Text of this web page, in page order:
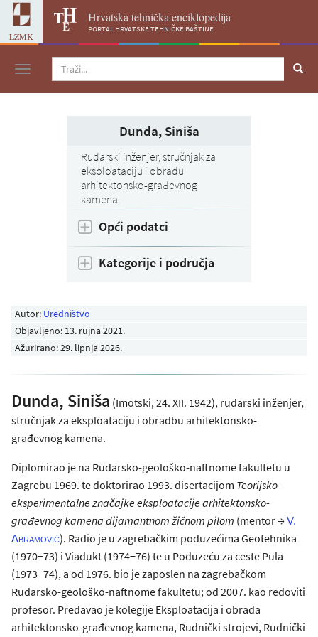
LZMK
Hrvatska tehnička enciklopedija
portal hrvatske tehničke baštine
Navigacija
Autor: Uredništvo
Objavljeno: 13. rujna 2021.
Ažurirano: 29. lipnja 2026.
Dunda, Siniša (Imotski, 24. XII. 1942), rudarski inženjer,
stručnjak za eksploataciju i obradbu arhitektonsko-
građevnog kamena.
Diplomirao je na Rudarsko-geološko-naftnome fakultetu u
Zagrebu 1969. te doktorirao 1993. disertacijom Teorijsko-
eksperimentalne značajke eksploatacije arhitektonsko-
građevnog kamena dijamantnom žičnom pilom (mentor →V.
Abramović). Radio je u zagrebačkim poduzećima Geotehnika
(1970−73) i Viadukt (1974−76) te u Poduzeću za ceste Pula
(1973−74), a od 1976. bio je zaposlen na zagrebačkom
Rudarsko-geološko-naftnome fakultetu; od 2007. kao redoviti
profesor. Predavao je kolegije Eksploatacija i obrada
arhitektonsko-građevnog kamena, Rudnički strojevi, Rudnički
Dunda, Siniša
Rudarski inženjer, stručnjak za
eksploataciju i obradu
arhitektonsko-građevnog
kamena.
Opći podatci
Kategorije i područja